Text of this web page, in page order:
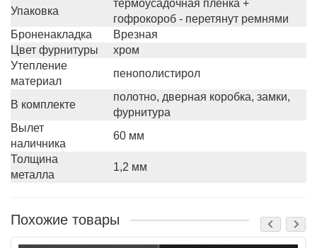
Упаковка
термоусадочная пленка +
гофрокороб - перетянут ремнями
Броненакладка
Врезная
Цвет фурнитуры
хром
Утепление
материал
пенополистирол
В комплекте
полотно, дверная коробка, замки,
фурнитура
Вылет
наличника
60 мм
Толщина
металла
1,2 мм
Похожие товары